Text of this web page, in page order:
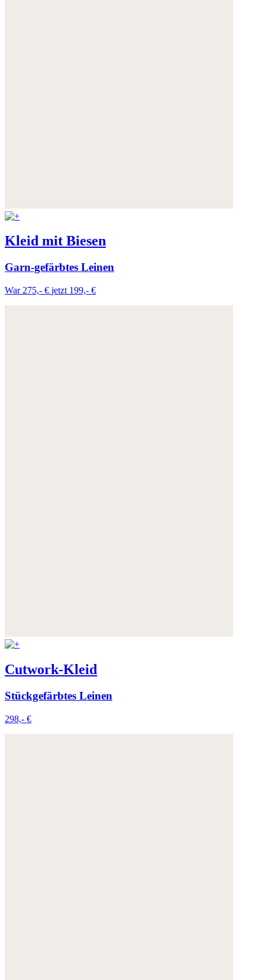
Kleid mit Biesen
Garn-gefärbtes Leinen
War 275,- € jetzt 199,- €
Cutwork-Kleid
Stückgefärbtes Leinen
298,- €